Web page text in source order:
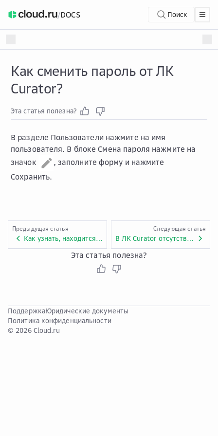
/DOCS Поиск
Как сменить пароль от ЛК
Curator?
Эта статья полезна?
В разделе Пользователинажмите на имя
пользователя. В блокеСмена пароля нажмите на
значок
, заполните форму и нажмите
Сохранить.
Предыдущая статья
Как узнать, находится ли IP-адрес посетителя сайта в черном списке?
Следующая статья
В ЛК Curator отсутствует статистика по трафику защищаемого сайта за определенный период. Был ли доступен наш сайт в этот промежуток времени?
Эта статья полезна?
ПоддержкаЮридические документы
Политика конфиденциальности
© 2026 Cloud.ru